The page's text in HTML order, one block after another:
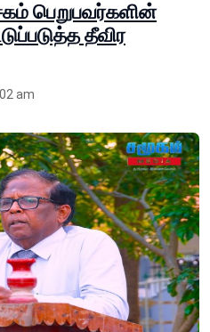
பெறுபவர்களின்
தீவிர
am